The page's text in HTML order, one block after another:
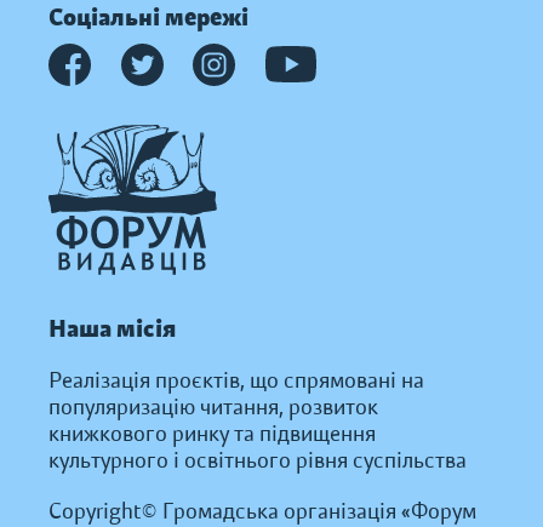
Соціальні мережі
Наша місія
Реалізація проєктів, що спрямовані на
популяризацію читання, розвиток
книжкового ринку та підвищення
культурного і освітнього рівня суспільства
Copyright© Громадська організація «Форум